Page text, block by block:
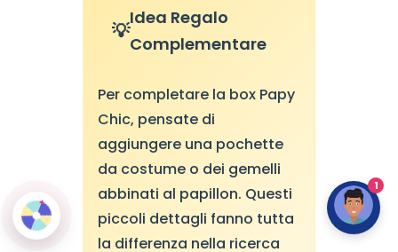
Idea Regalo
Complementare
Per completare la box Papy
Chic, pensate di
aggiungere una pochette
da costume o dei gemelli
abbinati al papillon. Questi
piccoli dettagli fanno tutta
la differenza nella ricerca
1